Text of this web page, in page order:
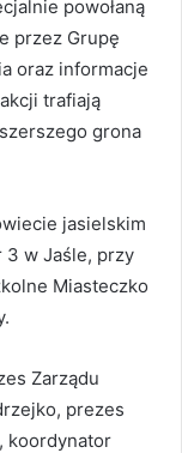
powołaną
przez Grupę
oraz informacje
trafiają
grona
jasielskim
3 w Jaśle, przy
Miasteczko
Zarządu
prezes
koordynator